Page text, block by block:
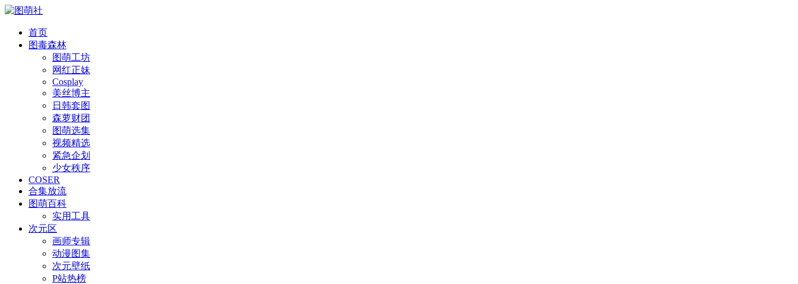
首页
图毒森林
图萌工坊
网红正妹
Cosplay
美丝博主
日韩套图
森萝财团
图萌选集
视频精选
紧急企划
少女秩序
COSER
合集放流
图萌百科
实用工具
次元区
画师专辑
动漫图集
次元壁纸
P站热榜